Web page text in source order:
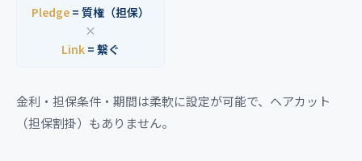
Pledge = 質権（担保）
×
Link = 繋ぐ
金利・担保条件・期間は柔軟に設定が可能で、ヘアカット
（担保割掛）もありません。